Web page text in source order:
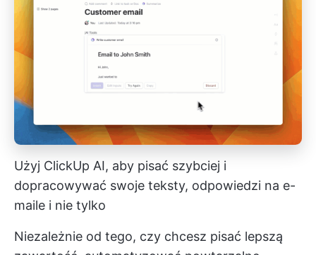
Użyj ClickUp AI, aby pisać szybciej i
dopracowywać swoje teksty, odpowiedzi na e-
maile i nie tylko
Niezależnie od tego, czy chcesz pisać lepszą